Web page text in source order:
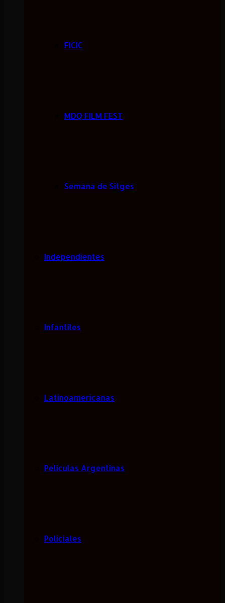
FICIC
MDQ FILM FEST
Semana de Sitges
Independientes
Infantiles
Latinoamericanas
Películas Argentinas
Policiales